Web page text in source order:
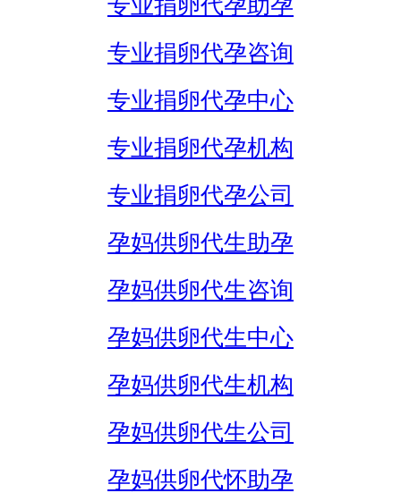
专业捐卵代孕助孕
专业捐卵代孕咨询
专业捐卵代孕中心
专业捐卵代孕机构
专业捐卵代孕公司
孕妈供卵代生助孕
孕妈供卵代生咨询
孕妈供卵代生中心
孕妈供卵代生机构
孕妈供卵代生公司
孕妈供卵代怀助孕